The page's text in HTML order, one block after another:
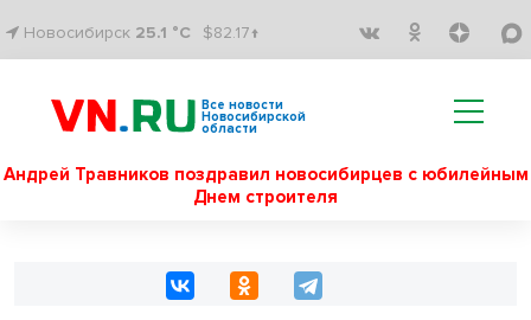
Новосибирск 25.1 °C $82.17↑
Все новости
Новосибирской
области
Андрей Травников поздравил новосибирцев с юбилейным
Днем строителя